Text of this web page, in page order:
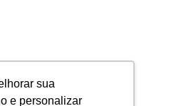
sua
e personalizar